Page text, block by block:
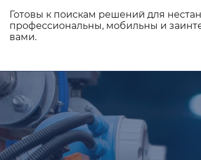
Готовы к поискам решений для
профессиональны, мобильны и
вами.